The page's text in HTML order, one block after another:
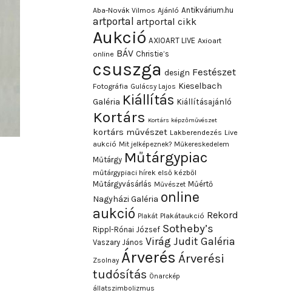
Aba-Novák Vilmos Ajánló Antikvárium.hu
artportal artportal cikk
Aukció AXIOART LIVE Axioart
online BÁV Christie’s
csuszga design Festészet
Fotográfia Gulácsy Lajos Kieselbach
Galéria Kiállítás Kiállításajánló
Kortárs Kortárs képzőművészet
kortárs művészet Lakberendezés Live
aukció Mit jelképeznek? Műkereskedelem
Műtárgy Műtárgypiac
műtárgypiaci hírek első kézből
Műtárgyvásárlás Művészet Műértő
Nagyházi Galéria online
aukció Plakát Plakátaukció Rekord
Rippl-Rónai József Sotheby’s
Vaszary János Virág Judit Galéria
Zsolnay Árverés Árverési
tudósítás Önarckép
állatszimbolizmus